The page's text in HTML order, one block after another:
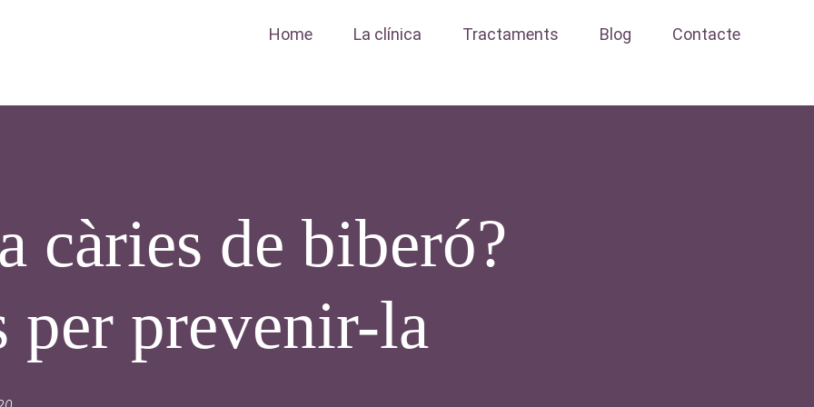
Home La clínica Tractaments Blog Contacte
càries de biberó?
per prevenir-la